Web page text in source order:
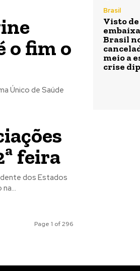
o fim o
Único de Saúde
feira
dos Estados
Page 1 of 296
Brasil
Visto de
Brasil
meio a
crise